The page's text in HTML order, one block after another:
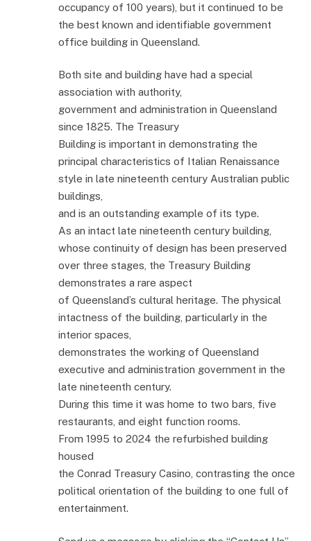
occupancy of 100 years), but it continued to be
the best known and identifiable government
office building in Queensland.
Both site and building have had a special
association with authority,
government and administration in Queensland
since 1825. The Treasury
Building is important in demonstrating the
principal characteristics of Italian Renaissance
style in late nineteenth century Australian public
buildings,
and is an outstanding example of its type.
As an intact late nineteenth century building,
whose continuity of design has been preserved
over three stages, the Treasury Building
demonstrates a rare aspect
of Queensland’s cultural heritage. The physical
intactness of the building, particularly in the
interior spaces,
demonstrates the working of Queensland
executive and administration government in the
late nineteenth century.
During this time it was home to two bars, five
restaurants, and eight function rooms.
From 1995 to 2024 the refurbished building
housed
the Conrad Treasury Casino, contrasting the once
political orientation of the building to one full of
entertainment.